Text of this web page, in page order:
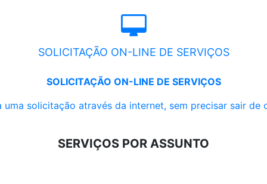
SOLICITAÇÃO ON-LINE DE SERVIÇOS
SOLICITAÇÃO ON-LINE DE SERVIÇOS
uma solicitação através da internet, sem precisar sair de
SERVIÇOS POR ASSUNTO